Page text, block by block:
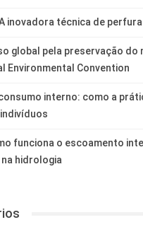
inovadora técnica de
global pela preservação do
Environmental Convention
interno: como a
funciona o escoamento
hidrologia